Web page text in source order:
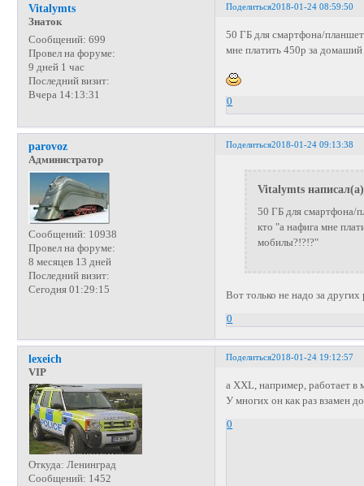
Поделиться2018-01-24 08:59:50
Vitalymts
Знаток
Сообщений: 699
Провел на форуме:
9 дней 1 час
Последний визит:
Вчера 14:13:31
50 ГБ для смартфона/
мне платить 450р за
0
Поделиться2018-01-24 09:13:38
parovoz
Администратор
Сообщений: 10938
Провел на форуме:
8 месяцев 13 дней
Последний визит:
Сегодня 01:29:15
Vitalymts
50 ГБ для смартфона/
кто "а нафига мне
мобилы?!?!?"
Вот только не надо за
0
Поделиться2018-01-24 19:12:57
lexeich
VIP
Откуда: Ленинград
Сообщений: 1452
а XXL, например, работает в
У многих он как раз взамен
0